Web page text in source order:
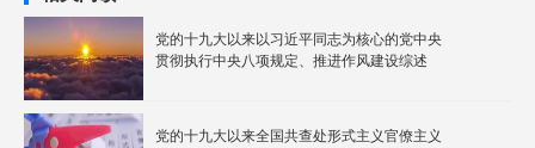
党的十九大以来以习近平同志为核心的党中央
贯彻执行中央八项规定、推进作风建设综述
党的十九大以来全国共查处形式主义官僚主义